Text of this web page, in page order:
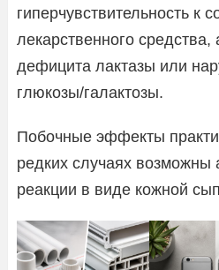
гиперчувствительность к
лекарственного
дефицита лактазы или
глюкозы/галактозы.
Побочные эффекты
редких случаях возможны
реакции в виде кожной